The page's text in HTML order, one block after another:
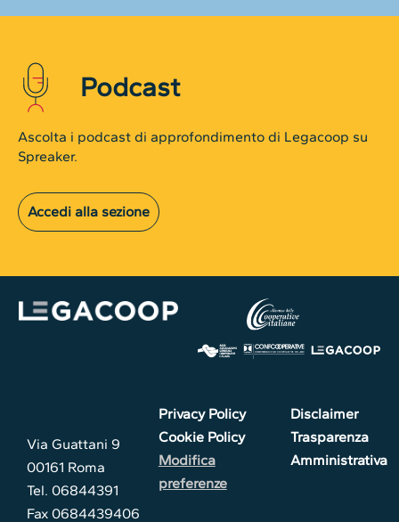
Podcast
Ascolta i podcast di approfondimento di Legacoop su
Spreaker.
Accedi alla sezione
Via Guattani 9
00161 Roma
Tel. 06844391
Fax 0684439406
Privacy Policy
Cookie Policy
Modifica
preferenze
Disclaimer
Trasparenza
Amministrativa